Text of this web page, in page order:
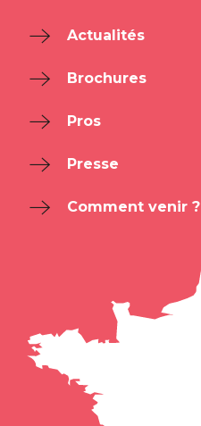
Actualités
Brochures
Pros
Presse
Comment venir ?